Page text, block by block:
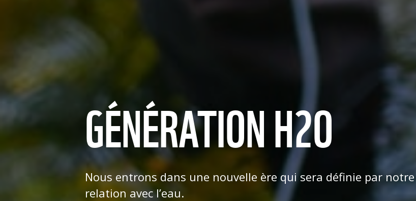
GÉNÉRATION H2O
Nous entrons dans une nouvelle ère qui sera définie par notre
relation avec l’eau.